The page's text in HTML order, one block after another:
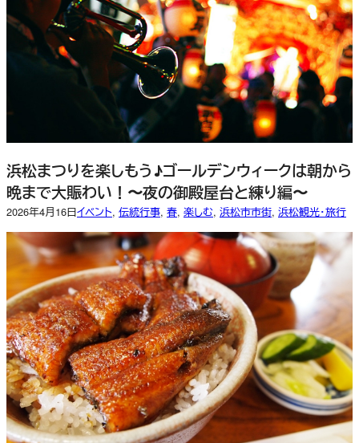
浜松まつりを楽しもう♪ゴールデンウィークは朝から
晩まで大賑わい！〜夜の御殿屋台と練り編〜
2026年4月16日イベント, 伝統行事, 春, 楽しむ, 浜松市市街, 浜松観光・旅行